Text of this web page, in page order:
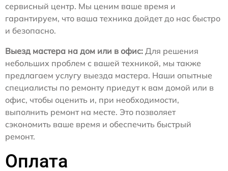
сервисный центр. Мы ценим ваше время и
гарантируем, что ваша техника дойдет до нас быстро
и безопасно.
Выезд мастера на дом или в офис: Для решения
небольших проблем с вашей техникой, мы также
предлагаем услугу выезда мастера. Наши опытные
специалисты по ремонту приедут к вам домой или в
офис, чтобы оценить и, при необходимости,
выполнить ремонт на месте. Это позволяет
сэкономить ваше время и обеспечить быстрый
ремонт.
Оплата